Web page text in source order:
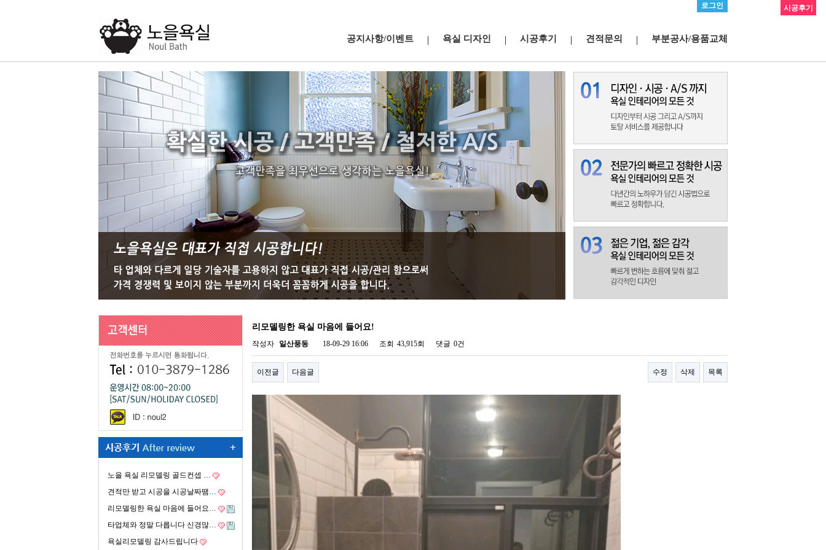
로그인
공지사항/이벤트 욕실 디자인 시공후기 견적문의 부분공사/용품교체
노을 욕실 리모델링 골드컨셉 …
견적만 받고 시공을 시공날짜땜…
리모델링한 욕실 마음에 들어요…
타업체와 정말 다릅니다 신경많…
욕실리모델링 감사드립니다
시공후기
리모델링한 욕실 마음에 들어요!
작성자 일산풍동 18-09-29 16:06 조회 43,915회 댓글 0건
이전글 다음글 수정 삭제 목록